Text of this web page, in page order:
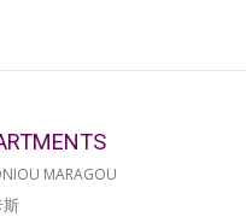
MARAGOU
斯